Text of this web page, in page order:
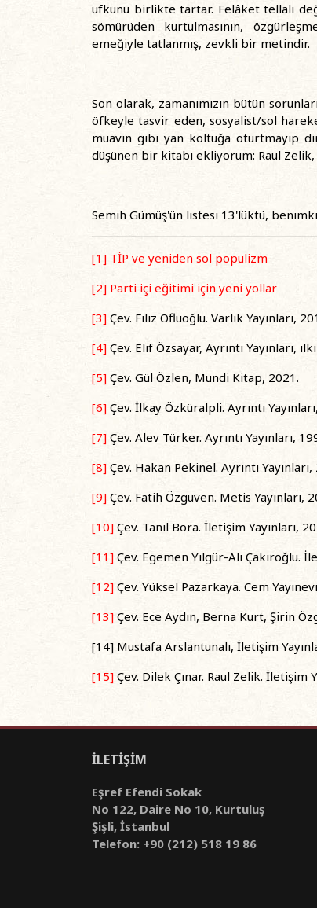
ufkunu birlikte tartar. Felâket tellalı
sömürüden kurtulmasının,
emeğiyle tatlanmış, zevkli bir metindir.
Son olarak, zamanımızın bütün
öfkeyle tasvir eden, sosyalist/sol
muavin gibi yan koltuğa oturtmayıp
düşünen bir kitabı ekliyorum: Raul Zelik,
Semih Gümüş'ün listesi 13'lüktü,
[1] TİP ve yeniden sol popülizm
[2] Parti içi eğitimi için yeni yollar
[3] Çev. Filiz Ofluoğlu. Varlık Yayınları,
[4] Çev. Elif Özsayar, Ayrıntı Yayınları,
[5] Çev. Gül Özlen, Mundi Kitap, 2021.
[6] Çev. İlkay Özküralpli. Ayrıntı
[7] Çev. Alev Türker. Ayrıntı Yayınları,
[8] Çev. Hakan Pekinel. Ayrıntı
[9] Çev. Fatih Özgüven. Metis Yayınları,
[10] Çev. Tanıl Bora. İletişim Yayınları,
[11] Çev. Egemen Yılgür-Ali Çakıroğlu.
[12] Çev. Yüksel Pazarkaya. Cem
[13] Çev. Ece Aydın, Berna Kurt, Şirin
[14] Mustafa Arslantunalı, İletişim
[15] Çev. Dilek Çınar. Raul Zelik. İletişim
İLETİŞİM
Eşref Efendi Sokak
No 122, Daire No 10, Kurtuluş
Şişli, İstanbul
Telefon: +90 (212) 518 19 86